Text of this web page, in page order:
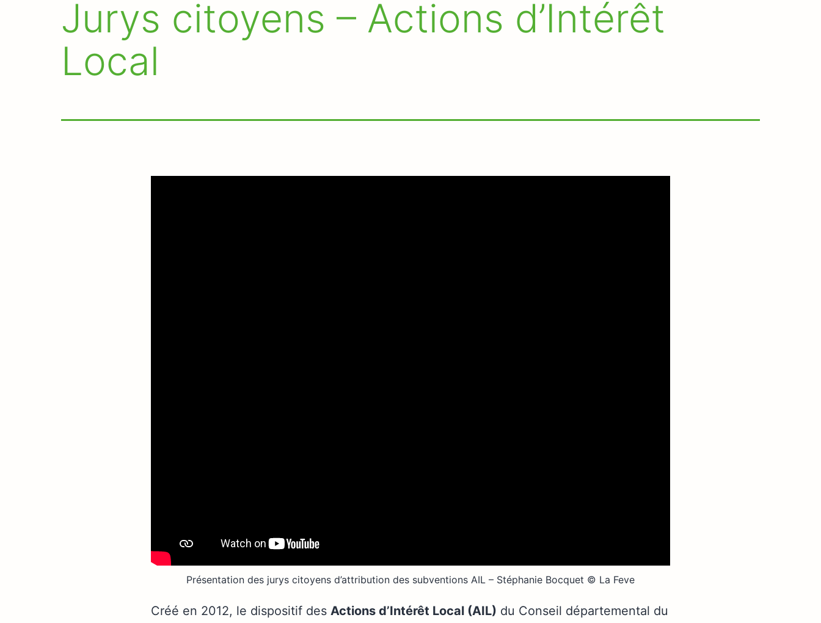
Jurys citoyens – Actions d’Intérêt
Local
Présentation des jurys citoyens d’attribution des subventions AIL – Stéphanie Bocquet © La Feve
Créé en 2012, le dispositif des Actions d’Intérêt Local (AIL) du Conseil départemental du